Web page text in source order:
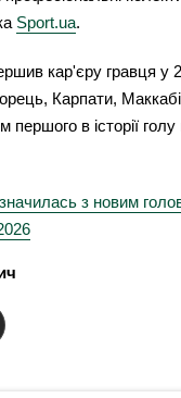
Sport.ua.
кар'єру гравця у
Карпати,
першого в історії голу
з новим